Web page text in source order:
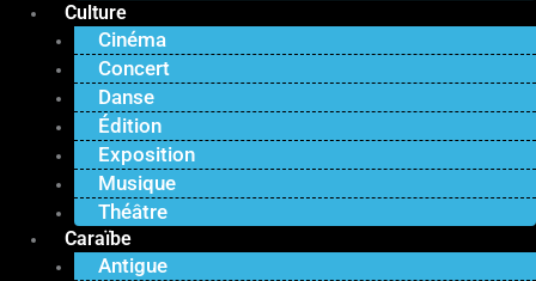
Culture
Cinéma
Concert
Danse
Édition
Exposition
Musique
Théâtre
Caraïbe
Antigue